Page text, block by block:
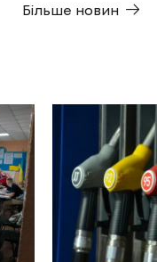
Більше новин